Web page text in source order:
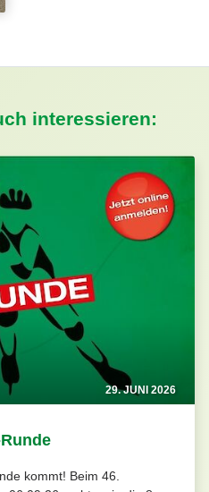
interessieren:
29. JUNI 2026
kommt! Beim 46.